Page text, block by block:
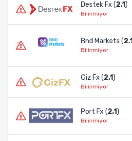
Destek Fx (2.1)
Bilinmiyor
Bnd Markets (2.1
Bilinmiyor
Giz Fx (2.1)
Bilinmiyor
Port Fx (2.1)
Bilinmiyor